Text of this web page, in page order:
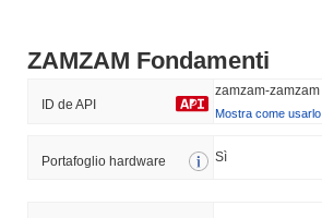
ZAMZAM Fondamenti
ID de API
zamzam-zamzam
Mostra come usarlo
Portafoglio hardware Sì